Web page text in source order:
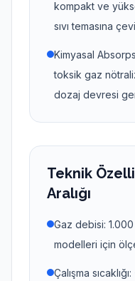
kompakt ve
sıvı temasına
Kimyasal
toksik gaz
dozaj devresi
Teknik
Aralığı
Gaz debisi:
modelleri için
Çalışma